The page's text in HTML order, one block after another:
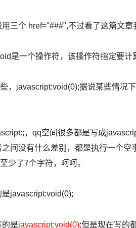
用三个 href="###",不过看了这篇文
是一个操作符，该操作符指定要
，javascript:void(0);据说某些情况
，qq空间很多都是写成
间没有什么差别，都是执行一个空
少了7个字符，呵呵。
javascript:void(0);
的是javascript:void(0);但是现在写的